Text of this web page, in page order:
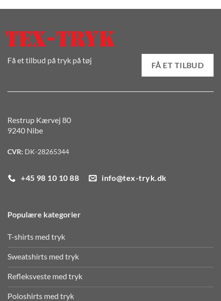
Få et tilbud på tryk på tøj
FÅ ET TILBUD
Restrup Kærvej 80
9240 Nibe
CVR: DK-28265344
+45 98 10 10 88 info@tex-tryk.dk
Populære kategorier
T-shirts med tryk
Sweatshirts med tryk
Refleksveste med tryk
Poloshirts med tryk